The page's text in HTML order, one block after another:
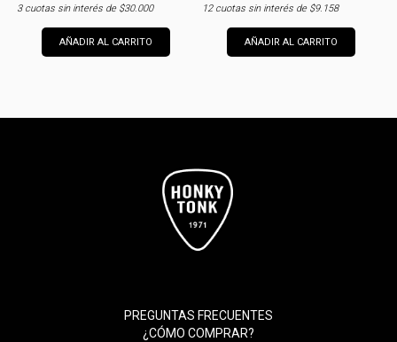
3cuotas sin interés de $30.000
AÑADIR AL CARRITO
12cuotas sin interés de $9.158
AÑADIR AL CARRITO
PREGUNTAS FRECUENTES
¿CÓMO COMPRAR?